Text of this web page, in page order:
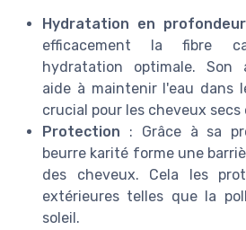
Hydratation en profondeur
efficacement la fibre
hydratation optimale. Son
aide à maintenir l'eau dans
crucial pour les cheveux secs
Protection : Grâce à sa
beurre karité forme une
des cheveux. Cela les
extérieures telles que la
soleil.